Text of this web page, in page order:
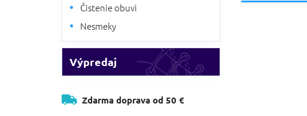
Čistenie obuvi
Nesmeky
Výpredaj
Zdarma doprava od 50 €